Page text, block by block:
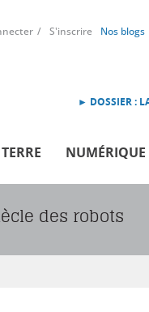
S'inscrire Nos blogs
► DOSSIER :
TERRE NUMÉRIQUE
des robots